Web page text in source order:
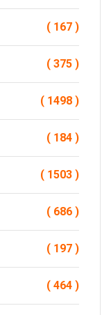
( 167 )
( 375 )
( 1498 )
( 184 )
( 1503 )
( 686 )
( 197 )
( 464 )